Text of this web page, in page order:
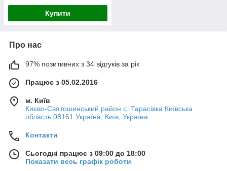
Купити
Про нас
97% позитивних з 34 відгуків за рік
Працює з 05.02.2016
м. Київ
Києво-Святошинський район с. Тарасівка Київська
область 08161 Україна, Київ, Україна
Контакти
Сьогодні працює з 09:00 до 18:00
Показати весь графік роботи